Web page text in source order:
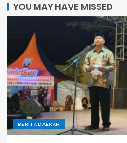
YOU MAY HAVE MISSED
BERITA DAERAH